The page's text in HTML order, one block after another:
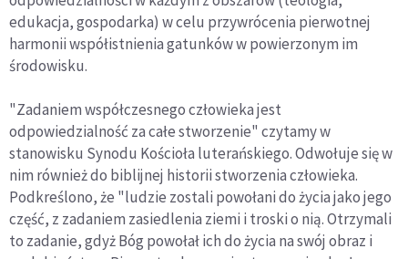
edukacja, gospodarka) w celu przywrócenia pierwotnej
harmonii współistnienia gatunków w powierzonym im
środowisku.
"Zadaniem współczesnego człowieka jest
odpowiedzialność za całe stworzenie" czytamy w
stanowisku Synodu Kościoła luterańskiego. Odwołuje się w
nim również do biblijnej historii stworzenia człowieka.
Podkreślono, że "ludzie zostali powołani do życia jako jego
część, z zadaniem zasiedlenia ziemi i troski o nią. Otrzymali
to zadanie, gdyż Bóg powołał ich do życia na swój obraz i